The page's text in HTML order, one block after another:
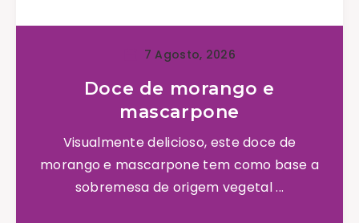
7 Agosto, 2026
Doce de morango e
mascarpone
Visualmente delicioso, este doce de
morango e mascarpone tem como base a
sobremesa de origem vegetal ...